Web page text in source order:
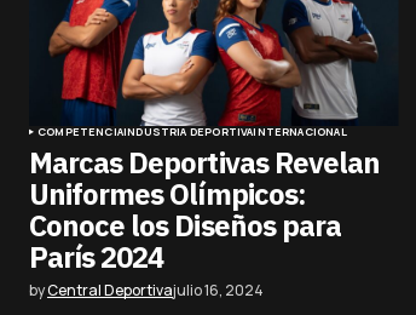
COMPETENCIAINDUSTRIA DEPORTIVAINTERNACIONAL
Marcas Deportivas Revelan
Uniformes Olímpicos:
Conoce los Diseños para
París 2024
byCentral Deportivajulio 16, 2024